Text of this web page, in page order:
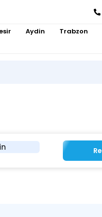
Aydin Trabzon